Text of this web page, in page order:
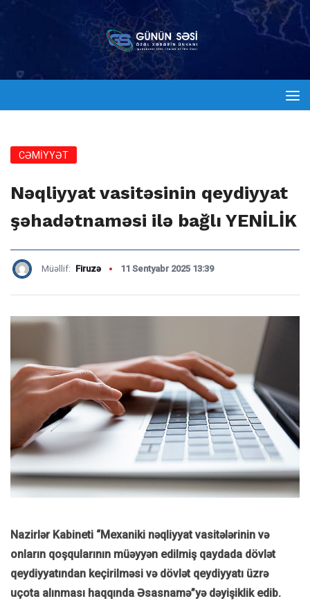
CƏMİYYƏT
Nəqliyyat vasitəsinin qeydiyyat
şəhadətnaməsi ilə bağlı YENİLİK
Müəllif: Firuzə 11 Sentyabr 2025 13:39
Nazirlər Kabineti “Mexaniki nəqliyyat vasitələrinin və
onların qoşqularının müəyyən edilmiş qaydada dövlət
qeydiyyatından keçirilməsi və dövlət qeydiyyatı üzrə
uçota alınması haqqında Əsasnamə”yə dəyişiklik edib.